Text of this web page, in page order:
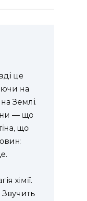
це
на
Землі.
— що
що
хімії.